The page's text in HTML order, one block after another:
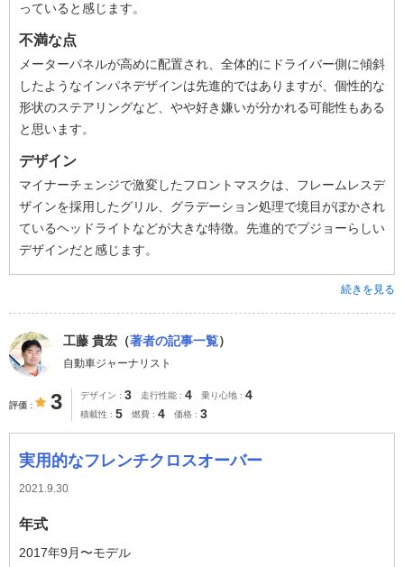
っていると感じます。
不満な点
メーターパネルが高めに配置され、全体的にドライバー側に傾斜
したようなインパネデザインは先進的ではありますが、個性的な
形状のステアリングなど、やや好き嫌いが分かれる可能性もある
と思います。
デザイン
マイナーチェンジで激変したフロントマスクは、フレームレスデ
ザインを採用したグリル、グラデーション処理で境目がぼかされ
ているヘッドライトなどが大きな特徴。先進的でプジョーらしい
デザインだと感じます。
続きを見る
工藤 貴宏（著者の記事一覧）
自動車ジャーナリスト
評価 3 デザイン 3 走行性能 4 乗り心地 4
積載性 5 燃費 4 価格 3
実用的なフレンチクロスオーバー
2021.9.30
年式
2017年9月〜モデル